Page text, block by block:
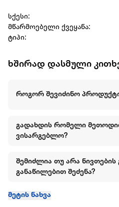
სქესი:
მწარმოებელი ქვეყანა:
ტიპი:
ხშირად დასმული
როგორ შევიძინო
გადახდის რომელი
ვისარგებლო?
შემიძლია თუ არა ნივთების
განაწილებით შეძენა?
მეტის ნახვა